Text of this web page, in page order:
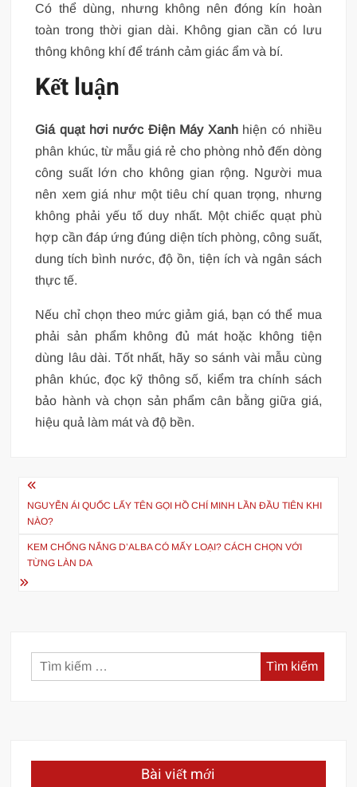
Có thể dùng, nhưng không nên đóng kín hoàn
toàn trong thời gian dài. Không gian cần có lưu
thông không khí để tránh cảm giác ẩm và bí.
Kết luận
Giá quạt hơi nước Điện Máy Xanhhiện có nhiều
phân khúc, từ mẫu giá rẻ cho phòng nhỏ đến dòng
công suất lớn cho không gian rộng. Người mua
nên xem giá như một tiêu chí quan trọng, nhưng
không phải yếu tố duy nhất. Một chiếc quạt phù
hợp cần đáp ứng đúng diện tích phòng, công suất,
dung tích bình nước, độ ồn, tiện ích và ngân sách
thực tế.
Nếu chỉ chọn theo mức giảm giá, bạn có thể mua
phải sản phẩm không đủ mát hoặc không tiện
dùng lâu dài. Tốt nhất, hãy so sánh vài mẫu cùng
phân khúc, đọc kỹ thông số, kiểm tra chính sách
bảo hành và chọn sản phẩm cân bằng giữa giá,
hiệu quả làm mát và độ bền.
Điều
hướng
bài
viết
NGUYỄN ÁI QUỐC LẤY TÊN GỌI HỒ CHÍ MINH LẦN ĐẦU TIÊN KHI
NÀO?
KEM CHỐNG NẮNG D’ALBA CÓ MẤY LOẠI? CÁCH CHỌN VỚI
TỪNG LÀN DA
Tìm
kiếm
Bài viết mới